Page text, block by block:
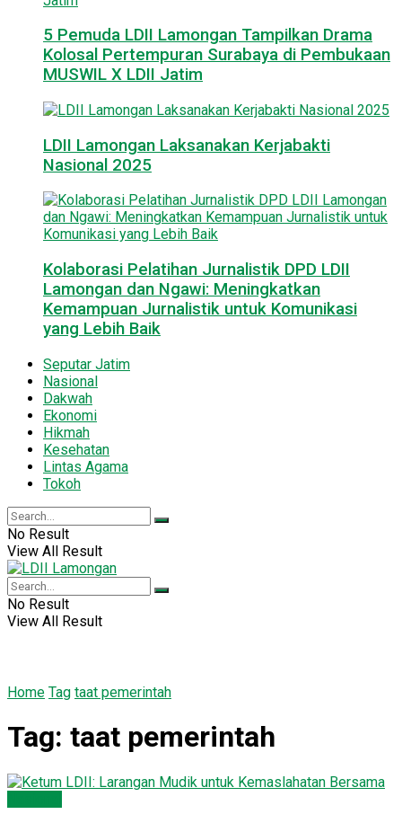
5 Pemuda LDII Lamongan Tampilkan Drama
Kolosal Pertempuran Surabaya di Pembukaan
MUSWIL X LDII Jatim
LDII Lamongan Laksanakan Kerjabakti
Nasional 2025
Kolaborasi Pelatihan Jurnalistik DPD LDII
Lamongan dan Ngawi: Meningkatkan
Kemampuan Jurnalistik untuk Komunikasi
yang Lebih Baik
Seputar Jatim
Nasional
Dakwah
Ekonomi
Hikmah
Kesehatan
Lintas Agama
Tokoh
No Result
View All Result
No Result
View All Result
Home Tag taat pemerintah
Tag: taat pemerintah